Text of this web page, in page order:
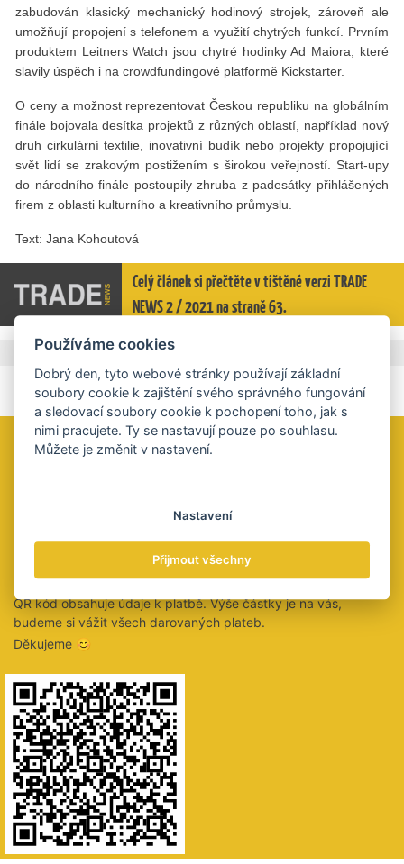
zabudován klasický mechanický hodinový strojek, zároveň ale
umožňují propojení s telefonem a využití chytrých funkcí. Prvním
produktem Leitners Watch jsou chytré hodinky Ad Maiora, které
slavily úspěch i na crowdfundingové platformě Kickstarter.
O ceny a možnost reprezentovat Českou republiku na globálním
finále bojovala desítka projektů z různých oblastí, například nový
druh cirkulární textilie, inovativní budík nebo projekty propojující
svět lidí se zrakovým postižením s širokou veřejností. Start-upy
do národního finále postoupily zhruba z padesátky přihlášených
firem z oblasti kulturního a kreativního průmyslu.
Text: Jana Kohoutová
Celý článek si přečtěte v tištěné verzi TRADE
NEWS 2 / 2021 na straně 63.
Štítky Startupy, Kreativní průmysl
Zaujal vás tento článek?
Velmi bychom ocenili, kdybyste nás na oplátku podpořili
peněžitým darem na tento účet:
2021853028/5500
QR kód obsahuje údaje k platbě. Výše částky je na vás,
budeme si vážit všech darovaných plateb.
Děkujeme 😊
Používáme cookies
Dobrý den, tyto webové stránky používají základní
soubory cookie k zajištění svého správného fungování
a sledovací soubory cookie k pochopení toho, jak s
nimi pracujete. Ty se nastavují pouze po souhlasu.
Můžete je změnit v nastavení.
Nastavení
Přijmout všechny